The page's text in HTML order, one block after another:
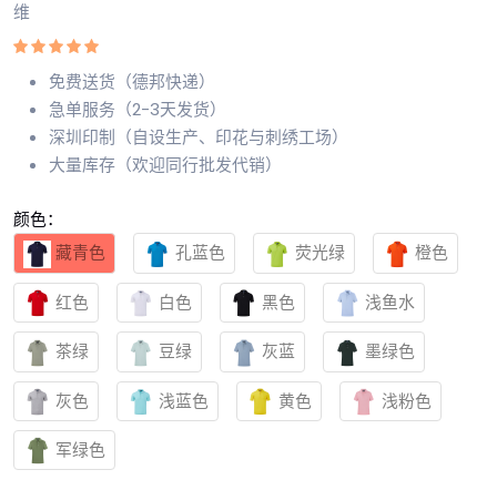
维
免费送货（德邦快递）
急单服务（2-3天发货）
深圳印制（自设生产、印花与刺绣工场）
大量库存（欢迎同行批发代销）
颜色：
藏青色
孔蓝色 荧光绿 橙色
红色 白色 黑色 浅鱼水
茶绿 豆绿 灰蓝 墨绿色
灰色 浅蓝色 黄色 浅粉色
军绿色